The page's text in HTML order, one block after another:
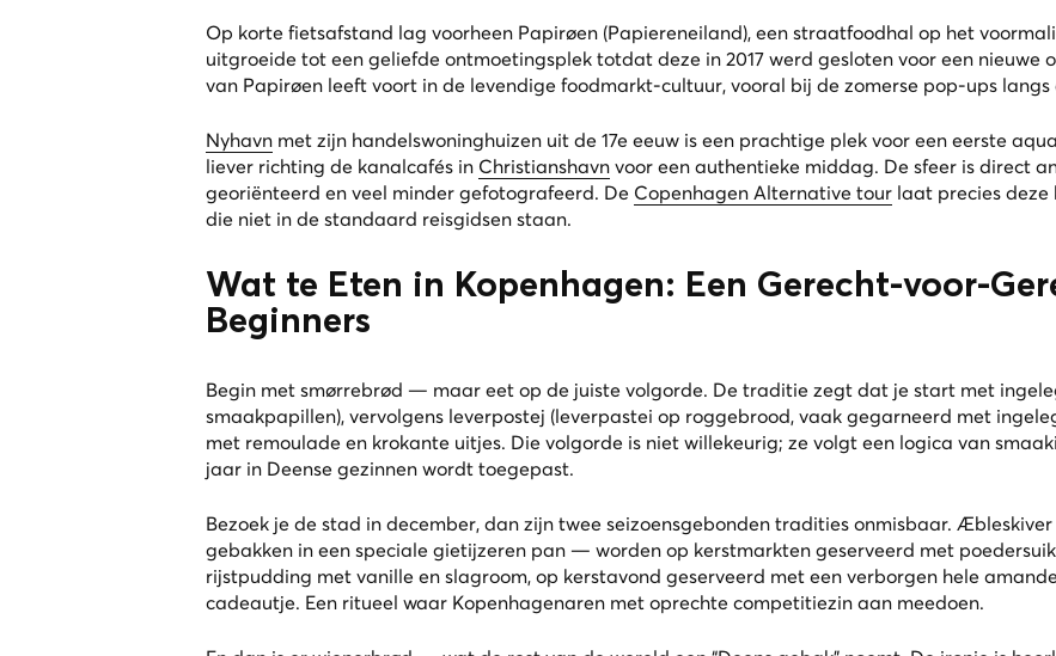
Op korte fietsafstand lag voorheen Papirøen (Papiereneiland), een straatfoodhal op het
uitgroeide tot een geliefde ontmoetingsplek totdat deze in 2017 werd gesloten voor een nieuwe
van Papirøen leeft voort in de levendige foodmarkt-cultuur, vooral bij de zomerse pop-ups langs
Nyhavn met zijn handelswoninghuizen uit de 17e eeuw is een prachtige plek voor een eerste
liever richting de kanalcafés in Christianshavn voor een authentieke middag. De sfeer is direct
georiënteerd en veel minder gefotografeerd. De Copenhagen Alternative tour laat precies deze
die niet in de standaard reisgidsen staan.
Wat te Eten in Kopenhagen: Een Gerecht-voor-
Beginners
Begin met smørrebrød — maar eet op de juiste volgorde. De traditie zegt dat je start met
smaakpapillen), vervolgens leverpostej (leverpastei op roggebrood, vaak gegarneerd met
met remoulade en krokante uitjes. Die volgorde is niet willekeurig; ze volgt een logica van
jaar in Deense gezinnen wordt toegepast.
Bezoek je de stad in december, dan zijn twee seizoensgebonden tradities onmisbaar.
gebakken in een speciale gietijzeren pan — worden op kerstmarkten geserveerd met
rijstpudding met vanille en slagroom, op kerstavond geserveerd met een verborgen hele
cadeautje. Een ritueel waar Kopenhagenaren met oprechte competitiezin aan meedoen.